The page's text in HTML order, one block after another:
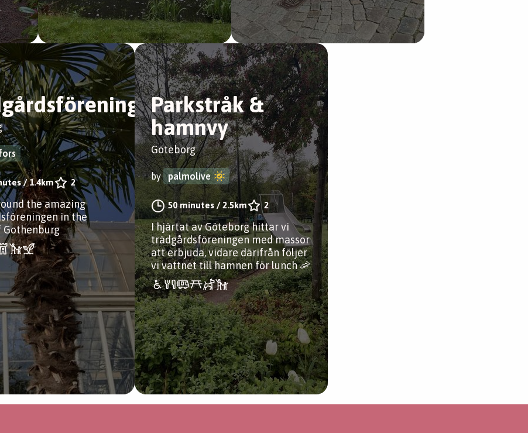
/1.4km 2
the amazing
in the
Parkstråk &
hamnvy
Göteborg
by palmolive
50 minutes /2.5km 2
I hjärtat av Göteborg hittar vi
trädgårdsföreningen med massor
att erbjuda, vidare därifrån följer
vi vattnet till hamnen för lunch 🦐